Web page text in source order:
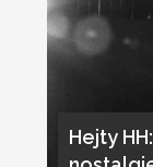
Hejty